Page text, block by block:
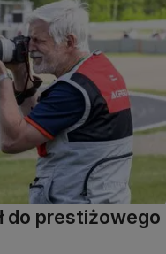
do prestiżowego